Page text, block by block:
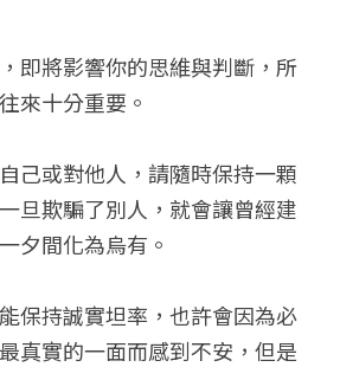
上班
即將影響你的思維與判斷，所
來十分重要。
己或對他人，請隨時保持一顆
旦欺騙了別人，就會讓曾經建
夕間化為烏有。
保持誠實坦率，也許會因為必
真實的一面而感到不安，但是